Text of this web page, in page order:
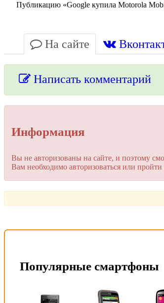
Публикацию «Google купила Motorola
На сайте
Написать комментарий
Пройти регистрацию
Информация
Вы не авторизованы на сайте, и поэтому
Вам необходимо авторизоваться или
Популярные смартфоны